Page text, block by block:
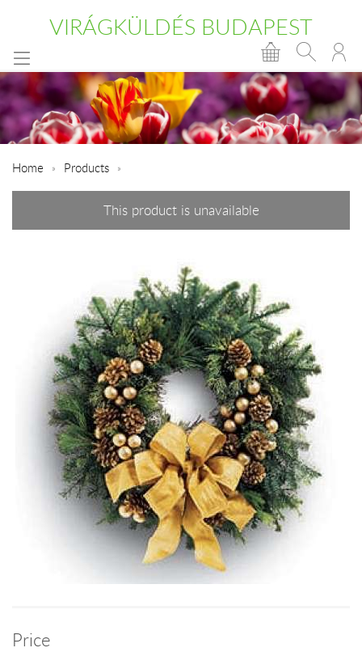
VIRÁGKÜLDÉS BUDAPEST
Home Products
This product is unavailable
Price